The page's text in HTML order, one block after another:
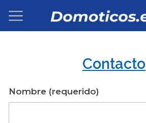
Contacto
Nombre (requerido)